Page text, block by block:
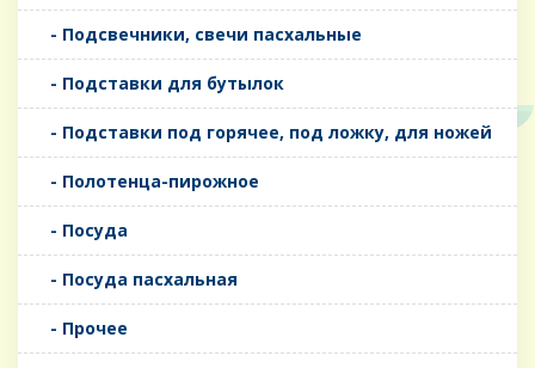
- Подсвечники, свечи пасхальные
- Подставки для бутылок
- Подставки под горячее, под ложку, для ножей
- Полотенца-пирожное
- Посуда
- Посуда пасхальная
- Прочее